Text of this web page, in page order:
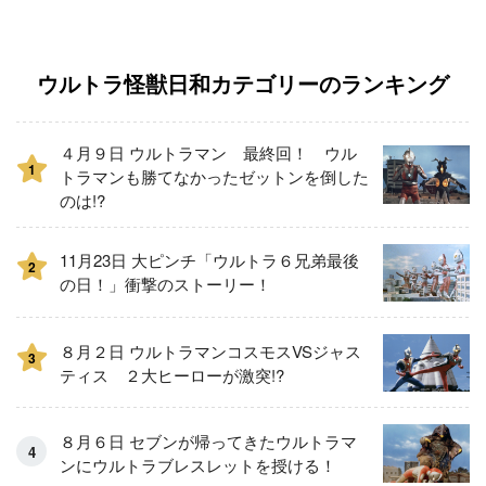
ウルトラ怪獣日和カテゴリーのランキング
1
４月９日 ウルトラマン 最終回！ ウル
トラマンも勝てなかったゼットンを倒した
のは!?
2
11月23日 大ピンチ「ウルトラ６兄弟最後
の日！」衝撃のストーリー！
3
８月２日 ウルトラマンコスモスVSジャス
ティス ２大ヒーローが激突!?
８月６日 セブンが帰ってきたウルトラマ
ンにウルトラブレスレットを授ける！